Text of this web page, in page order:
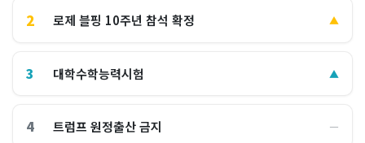
2 로제 블핑 10주년 참석 확정 ▲
3 대학수학능력시험 ▲
4 트럼프 원정출산 금지 ―